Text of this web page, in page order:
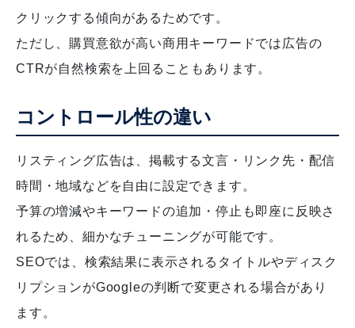
クリックする傾向があるためです。
ただし、購買意欲が高い商用キーワードでは広告の
CTRが自然検索を上回ることもあります。
コントロール性の違い
リスティング広告は、掲載する文言・リンク先・配信
時間・地域などを自由に設定できます。
予算の増減やキーワードの追加・停止も即座に反映さ
れるため、細かなチューニングが可能です。
SEOでは、検索結果に表示されるタイトルやディスク
リプションがGoogleの判断で変更される場合があり
ます。